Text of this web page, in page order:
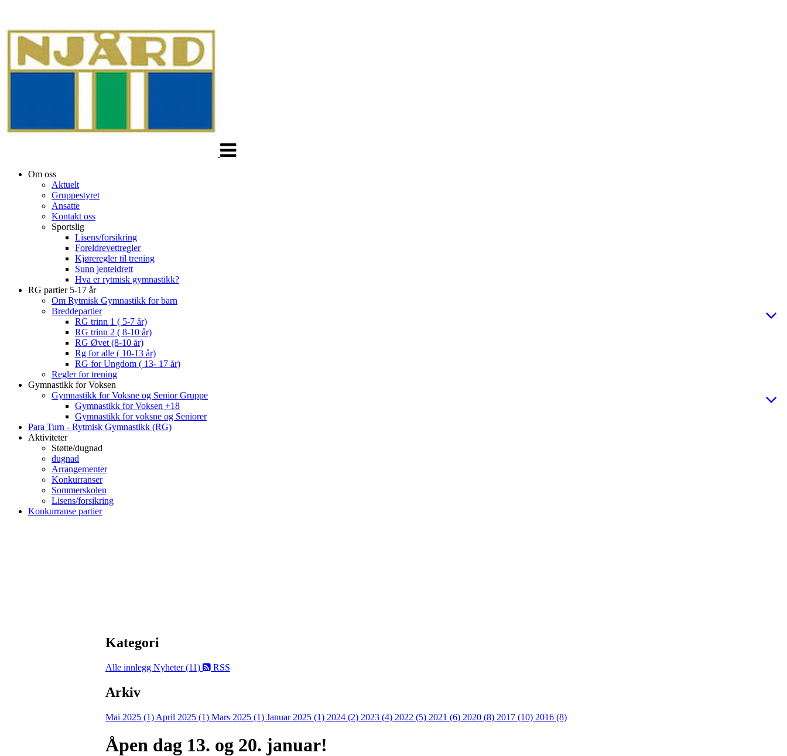
Om oss
Aktuelt
Gruppestyret
Ansatte
Kontakt oss
Sportslig
Lisens/forsikring
Foreldrevettregler
Kjøreregler til trening
Sunn jenteidrett
Hva er rytmisk gymnastikk?
RG partier 5-17 år
Om Rytmisk Gymnastikk for barn
Breddepartier
RG trinn 1 ( 5-7 år)
RG trinn 2 ( 8-10 år)
RG Øvet (8-10 år)
Rg for alle ( 10-13 år)
RG for Ungdom ( 13- 17 år)
Regler for trening
Gymnastikk for Voksen
Gymnastikk for Voksne og Senior Gruppe
Gymnastikk for Voksen +18
Gymnastikk for voksne og Seniorer
Para Turn - Rytmisk Gymnastikk (RG)
Aktiviteter
Støtte/dugnad
dugnad
Arrangementer
Konkurranser
Sommerskolen
Lisens/forsikring
Konkurranse partier
Kategori
Alle innlegg Nyheter (11) RSS
Arkiv
Mai 2025 (1) April 2025 (1) Mars 2025 (1) Januar 2025 (1) 2024 (2) 2023 (4) 2022 (5) 2021 (6) 2020 (8) 2017 (10) 2016 (8)
Åpen dag 13. og 20. januar!